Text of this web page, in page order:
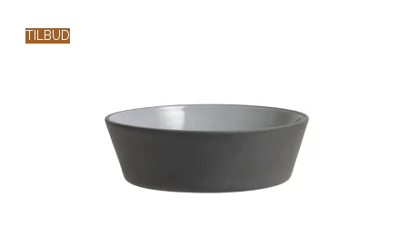
TILBUD